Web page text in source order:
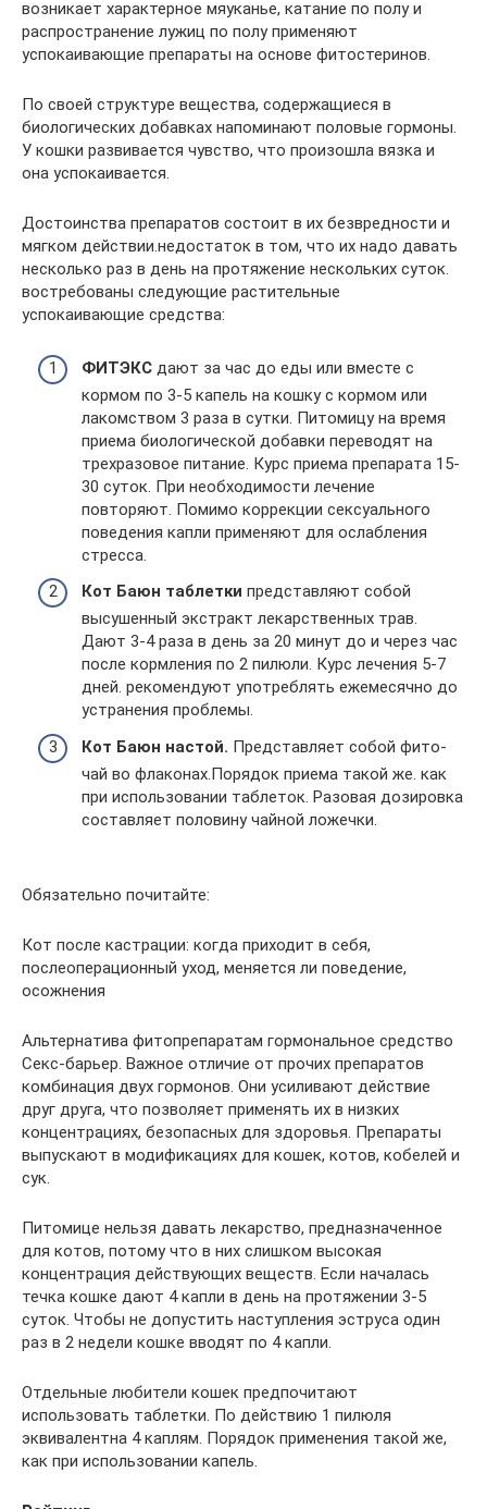
возникает характерное мяуканье, катание по полу и
распространение лужиц по полу применяют
успокаивающие препараты на основе фитостеринов.
По своей структуре вещества, содержащиеся в
биологических добавках напоминают половые гормоны.
У кошки развивается чувство, что произошла вязка и
она успокаивается.
Достоинства препаратов состоит в их безвредности и
мягком действии.недостаток в том, что их надо давать
несколько раз в день на протяжение нескольких суток.
востребованы следующие растительные
успокаивающие средства:
ФИТЭКС дают за час до еды или вместе с
кормом по 3-5 капель на кошку с кормом или
лакомством 3 раза в сутки. Питомицу на время
приема биологической добавки переводят на
трехразовое питание. Курс приема препарата 15-
30 суток. При необходимости лечение
повторяют. Помимо коррекции сексуального
поведения капли применяют для ослабления
стресса.
Кот Баюн таблетки представляют собой
высушенный экстракт лекарственных трав.
Дают 3-4 раза в день за 20 минут до и через час
после кормления по 2 пилюли. Курс лечения 5-7
дней. рекомендуют употреблять ежемесячно до
устранения проблемы.
Кот Баюн настой. Представляет собой фито-
чай во флаконах.Порядок приема такой же. как
при использовании таблеток. Разовая дозировка
составляет половину чайной ложечки.
Обязательно почитайте:
Кот после кастрации: когда приходит в себя,
послеоперационный уход, меняется ли поведение,
осожнения
Альтернатива фитопрепаратам гормональное средство
Секс-барьер. Важное отличие от прочих препаратов
комбинация двух гормонов. Они усиливают действие
друг друга, что позволяет применять их в низких
концентрациях, безопасных для здоровья. Препараты
выпускают в модификациях для кошек, котов, кобелей и
сук.
Питомице нельзя давать лекарство, предназначенное
для котов, потому что в них слишком высокая
концентрация действующих веществ. Если началась
течка кошке дают 4 капли в день на протяжении 3-5
суток. Чтобы не допустить наступления эструса один
раз в 2 недели кошке вводят по 4 капли.
Отдельные любители кошек предпочитают
использовать таблетки. По действию 1 пилюля
эквивалентна 4 каплям. Порядок применения такой же,
как при использовании капель.